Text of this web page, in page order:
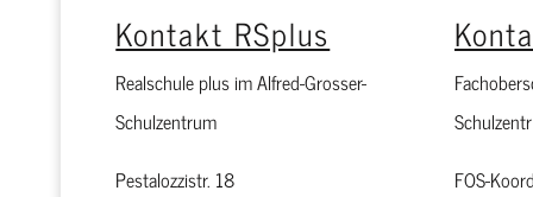
Kontakt RSplus
Realschule plus im Alfred-Grosser-
Schulzentrum
Pestalozzistr. 18
FOS-